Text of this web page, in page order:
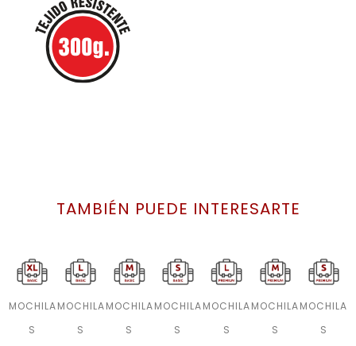
TAMBIÉN PUEDE INTERESARTE
MOCHILA
S
MOCHILA
S
MOCHILA
S
MOCHILA
S
MOCHILA
S
MOCHILA
S
MOCHILA
S